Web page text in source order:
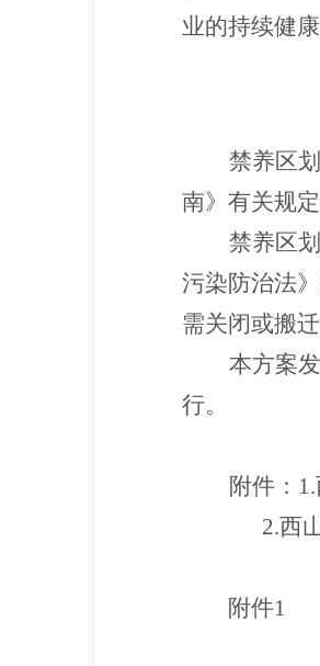
业的持续健
禁养区
南》有关规定
禁养区
污染防治法
需关闭或搬
本方案
行。
附件：
2.西山
附件1